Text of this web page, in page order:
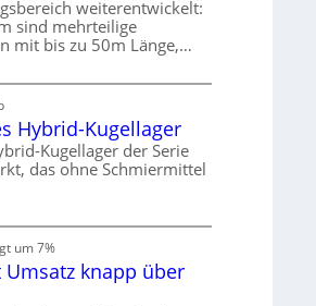
weiterentwickelt:
sind mehrteilige
mit bis zu 50m Länge,…
Hybrid-Kugellager
Kugellager der Serie
das ohne Schmiermittel
um 7%
knapp über